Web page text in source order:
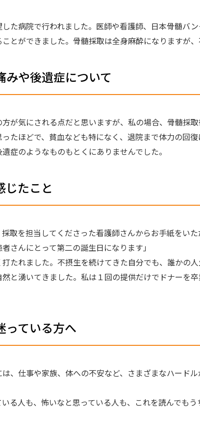
た病院で行われました。医師や看護師、日本骨髄バ
とができました。骨髄採取は全身麻酔になりますが
みや後遺症について
が気にされる点だと思いますが、私の場合、骨髄採
ったほどで、貧血なども特になく、退院まで体力の
症のようなものもとくにありませんでした。
じたこと
取を担当してくださった看護師さんからお手紙をいた
者さんにとって第二の誕生日になります」
たれました。不摂生を続けてきた自分でも、誰かの
と湧いてきました。私は１回の提供だけでドナーを
っている方へ
、仕事や家族、体への不安など、さまざまなハード
る人も、怖いなと思っている人も、これを読んでも